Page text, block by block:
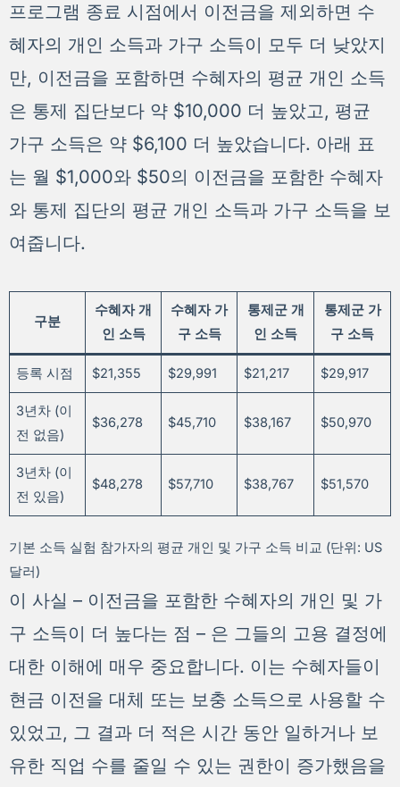
프로그램 종료 시점에서 이전금을 제외하면 수
혜자의 개인 소득과 가구 소득이 모두 더 낮았지
만, 이전금을 포함하면 수혜자의 평균 개인 소득
은 통제 집단보다 약 $10,000 더 높았고, 평균
가구 소득은 약 $6,100 더 높았습니다. 아래 표
는 월 $1,000와 $50의 이전금을 포함한 수혜자
와 통제 집단의 평균 개인 소득과 가구 소득을 보
여줍니다.
구분
수혜자 개
인 소득
수혜자 가
구 소득
통제군 개
인 소득
통제군 가
구 소득
등록 시점 $21,355 $29,991 $21,217 $29,917
3년차 (이
전 없음)
$36,278 $45,710 $38,167 $50,970
3년차 (이
전 있음)
$48,278 $57,710 $38,767 $51,570
기본 소득 실험 참가자의 평균 개인 및 가구 소득 비교 (단위: US
달러)
이 사실 – 이전금을 포함한 수혜자의 개인 및 가
구 소득이 더 높다는 점 – 은 그들의 고용 결정에
대한 이해에 매우 중요합니다. 이는 수혜자들이
현금 이전을 대체 또는 보충 소득으로 사용할 수
있었고, 그 결과 더 적은 시간 동안 일하거나 보
유한 직업 수를 줄일 수 있는 권한이 증가했음을